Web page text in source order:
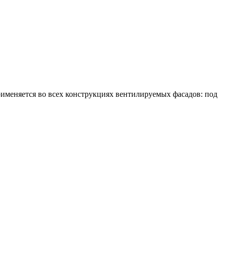
во всех конструкциях вентилируемых фасадов: под